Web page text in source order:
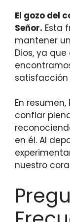
El gozo del
Señor. Esta
mantener
Dios, ya
satisfacción
En
confiar
en él. Al
nuestro